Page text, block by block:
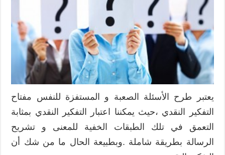
يعتبر طرح الأسئلة الصعبة و المستفزة للنفس مفتاح
التفكير النقدي ،حيث يمكننا اعتبار التفكير النقدي بمثابة
التعمق في تلك الطبقات الخفية للمعنى و تشريح
الرسالة بطريقة شاملة .وبطبيعة الحال ما من شك أن